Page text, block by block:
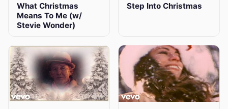
What Christmas
Means To Me (w/
Stevie Wonder)
Step Into Christmas